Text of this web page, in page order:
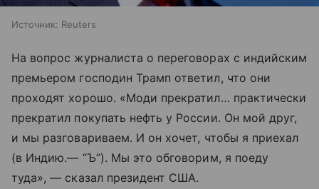
Источник: Reuters
На вопрос журналиста о переговорах с индийским
премьером господин Трамп ответил, что они
проходят хорошо. «Моди прекратил… практически
прекратил покупать нефть у России. Он мой друг,
и мы разговариваем. И он хочет, чтобы я приехал
(в Индию.— “Ъ”). Мы это обговорим, я поеду
туда», — сказал президент США.